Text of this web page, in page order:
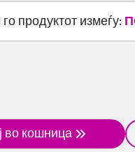
продуктот измеѓу:
во кошница